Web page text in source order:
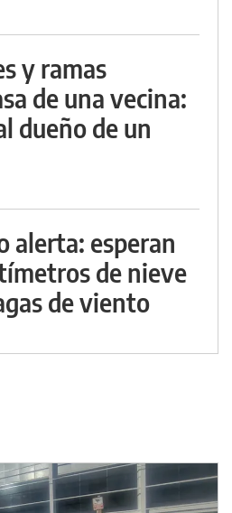
y ramas
de una vecina:
dueño de un
alerta: esperan
de nieve
de viento